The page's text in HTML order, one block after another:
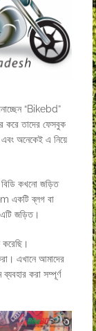
“Bikebd”
করে তাদের ফেসবুক
অনেকেই এ নিয়ে
কখনো জড়িত
একটি ব্লগ বা
জড়িত।
এখানে আমাদের
করা সম্পূর্ণ